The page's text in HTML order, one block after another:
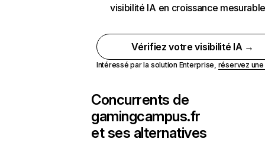
visibilité IA en croissance
Vérifiez votre visibilité IA →
Intéressé par la solution Enterprise, réservez
Concurrents de
gamingcampus.fr
et ses alternatives